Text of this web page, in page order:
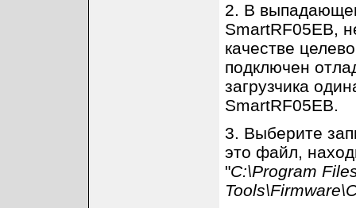
2. В
SmartRF05EB,
качестве
подключен
загрузчика
SmartRF05EB.
3. Выберите
это файл,
"C:\Program